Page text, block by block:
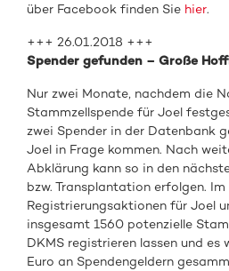
über Facebook finden Sie hier.
+++ 26.01.2018 +++
Spender gefunden – Große
Nur zwei Monate, nachdem die
Stammzellspende für Joel
zwei Spender in der Datenbank
Joel in Frage kommen. Nach
Abklärung kann so in den
bzw. Transplantation erfolgen. Im
Registrierungsaktionen für Joel
insgesamt 1560 potenzielle
DKMS registrieren lassen und es
Euro an Spendengeldern